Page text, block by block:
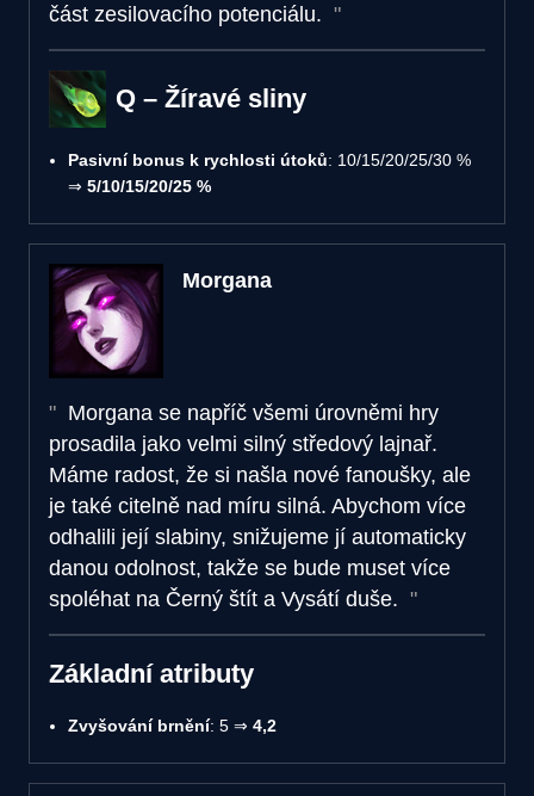
část zesilovacího potenciálu.
Q – Žíravé sliny
Pasivní bonus k rychlosti útoků: 10/15/20/25/30 %
⇒ 5/10/15/20/25 %
Morgana
Morgana se napříč všemi úrovněmi hry
prosadila jako velmi silný středový lajnař.
Máme radost, že si našla nové fanoušky, ale
je také citelně nad míru silná. Abychom více
odhalili její slabiny, snižujeme jí automaticky
danou odolnost, takže se bude muset více
spoléhat na Černý štít a Vysátí duše.
Základní atributy
Zvyšování brnění: 5 ⇒ 4,2